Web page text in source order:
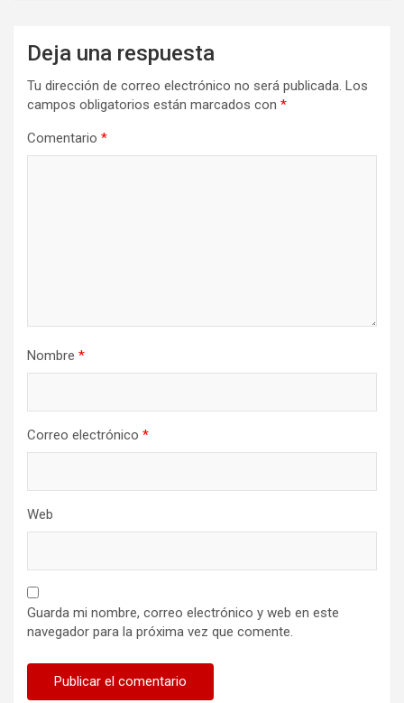
Deja una respuesta
Tu dirección de correo electrónico no será publicada. Los
campos obligatorios están marcados con *
Comentario *
Nombre *
Correo electrónico *
Web
Guarda mi nombre, correo electrónico y web en este
navegador para la próxima vez que comente.